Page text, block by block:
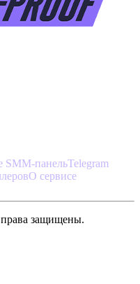
SMM-панельTelegram
О сервисе
защищены.